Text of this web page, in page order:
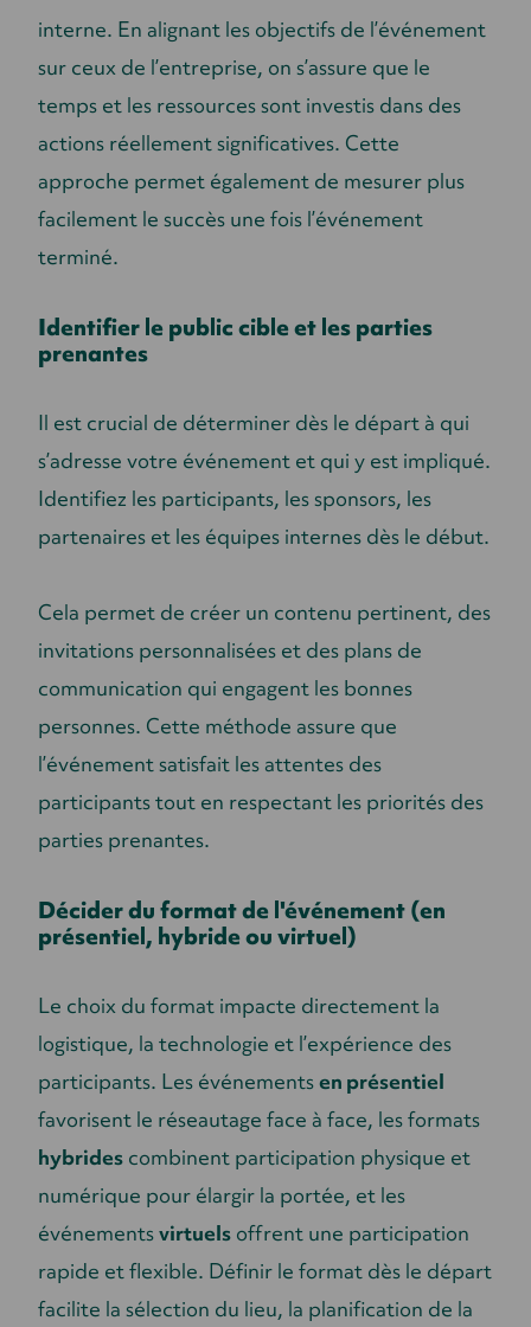
interne. En alignant les objectifs de l’événement
sur ceux de l’entreprise, on s’assure que le
temps et les ressources sont investis dans des
actions réellement significatives. Cette
approche permet également de mesurer plus
facilement le succès une fois l’événement
terminé.
Identifier le public cible et les parties
prenantes
Il est crucial de déterminer dès le départ à qui
s’adresse votre événement et qui y est impliqué.
Identifiez les participants, les sponsors, les
partenaires et les équipes internes dès le début.
Cela permet de créer un contenu pertinent, des
invitations personnalisées et des plans de
communication qui engagent les bonnes
personnes. Cette méthode assure que
l’événement satisfait les attentes des
participants tout en respectant les priorités des
parties prenantes.
Décider du format de l'événement (en
présentiel, hybride ou virtuel)
Le choix du format impacte directement la
logistique, la technologie et l’expérience des
participants. Les événementsen présentiel
favorisent le réseautage face à face, les formats
hybrides combinent participation physique et
numérique pour élargir la portée, et les
événementsvirtuels offrent une participation
rapide et flexible. Définir le format dès le départ
facilite la sélection du lieu, la planification de la